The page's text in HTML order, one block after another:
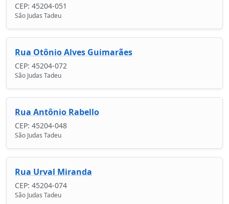
CEP: 45204-051
São Judas Tadeu
Rua Otônio Alves Guimarães
CEP: 45204-072
São Judas Tadeu
Rua Antônio Rabello
CEP: 45204-048
São Judas Tadeu
Rua Urval Miranda
CEP: 45204-074
São Judas Tadeu